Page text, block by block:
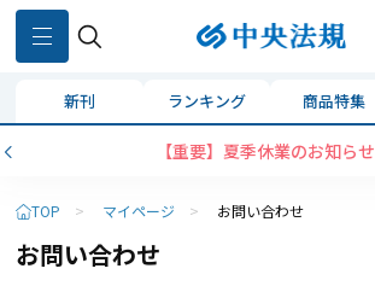
新刊 ランキング 商品特集
【重要】夏季休業のお知らせ
TOP > マイページ > お問い合わせ
お問い合わせ